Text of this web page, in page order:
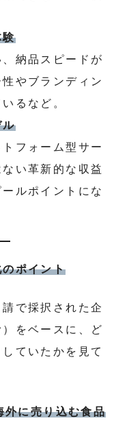
験
納品スピードが
やブランディン
るなど。
ル
フォーム型サー
い革新的な収益
ルポイントにな
ポイント
で採択された企
をベースに、ど
ていたかを見て
に売り込む食品